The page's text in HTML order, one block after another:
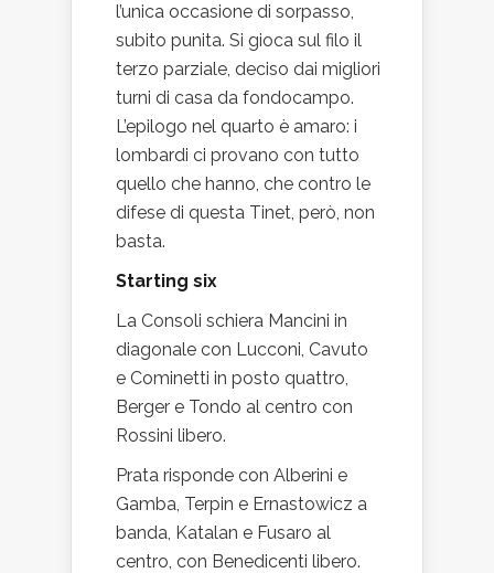
l’unica occasione di sorpasso,
subito punita. Si gioca sul filo il
terzo parziale, deciso dai migliori
turni di casa da fondocampo.
L’epilogo nel quarto è amaro: i
lombardi ci provano con tutto
quello che hanno, che contro le
difese di questa Tinet, però, non
basta.
Starting six
La Consoli schiera Mancini in
diagonale con Lucconi, Cavuto
e Cominetti in posto quattro,
Berger e Tondo al centro con
Rossini libero.
Prata risponde con Alberini e
Gamba, Terpin e Ernastowicz a
banda, Katalan e Fusaro al
centro, con Benedicenti libero.